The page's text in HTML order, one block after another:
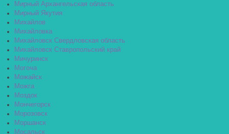
Мирный Архангельская область
Мирный Якутия
Михайлов
Михайловка
Михайловск Свердловская область
Михайловск Ставропольский край
Мичуринск
Могоча
Можайск
Можга
Моздок
Мончегорск
Морозовск
Моршанск
Мосальск